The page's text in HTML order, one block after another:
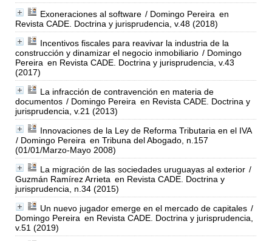
Exoneraciones al software / Domingo Pereira en
Revista CADE. Doctrina y jurisprudencia, v.48 (2018)
Incentivos fiscales para reavivar la industria de la
construcción y dinamizar el negocio inmobiliario / Domingo
Pereira en Revista CADE. Doctrina y jurisprudencia, v.43
(2017)
La infracción de contravención en materia de
documentos / Domingo Pereira en Revista CADE. Doctrina y
jurisprudencia, v.21 (2013)
Innovaciones de la Ley de Reforma Tributaria en el IVA
/ Domingo Pereira en Tribuna del Abogado, n.157
(01/01/Marzo-Mayo 2008)
La migración de las sociedades uruguayas al exterior /
Guzmán Ramírez Arrieta en Revista CADE. Doctrina y
jurisprudencia, n.34 (2015)
Un nuevo jugador emerge en el mercado de capitales /
Domingo Pereira en Revista CADE. Doctrina y jurisprudencia,
v.51 (2019)